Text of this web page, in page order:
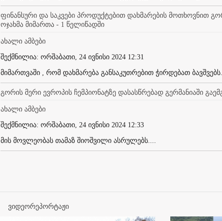
ფინანსური და საკვები პროდუქტებით დახმარების მოთხოვნით
ოჯახმა მიმართა - 1 წელიწადში
ახალი ამბები
შექმნილია: ორშაბათი, 24 ივნისი 2024 12:31
მიმართვაში , რომ დახმარება განსაკუთრებით ჭირდებათ
გორის მერი ევროპის ჩემპიონატზე დასასწრებად გერმანიაში
ახალი ამბები
შექმნილია: ორშაბათი, 24 ივნისი 2024 12:33
მის მოვლეობას თამაზ შიოშვილი ასრულებს....
ვიდეორეპორტაჟი